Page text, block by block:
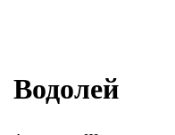
Водолей